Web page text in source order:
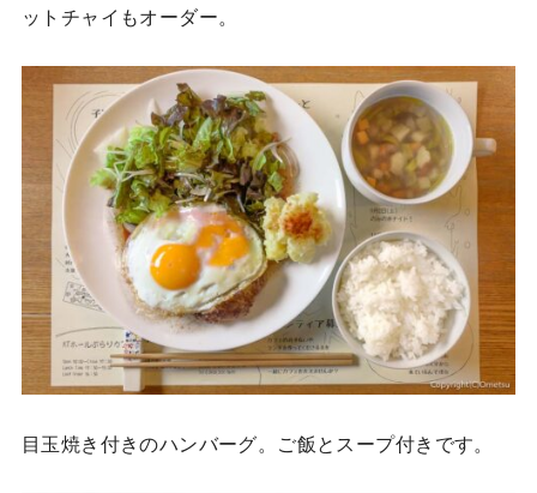
ットチャイもオーダー。
目玉焼き付きのハンバーグ。ご飯とスープ付きです。